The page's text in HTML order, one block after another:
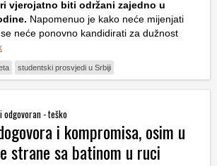
vjerojatno biti održani zajedno u
Napomenuo je kako neće mijenjati
neće ponovno kandidirati za dužnost
studentski prosvjedi u Srbiji
odgovoran - teško
i kompromisa, osim u
strane sa batinom u ruci